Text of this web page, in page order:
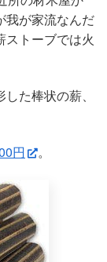
我が家流なんだ
ストーブでは火
た棒状の薪、
円 。